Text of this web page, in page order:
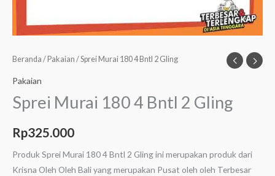
Beranda / Pakaian / Sprei Murai 180 4 Bntl 2 Gling
Pakaian
Sprei Murai 180 4 Bntl 2 Gling
Rp325.000
Produk Sprei Murai 180 4 Bntl 2 Gling ini merupakan produk dari
Krisna Oleh Oleh Bali yang merupakan Pusat oleh oleh Terbesar